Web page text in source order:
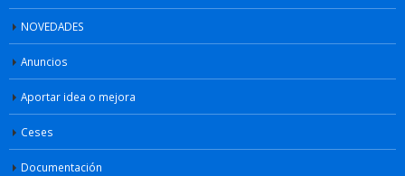
NOVEDADES
Anuncios
Aportar idea o mejora
Ceses
Documentación